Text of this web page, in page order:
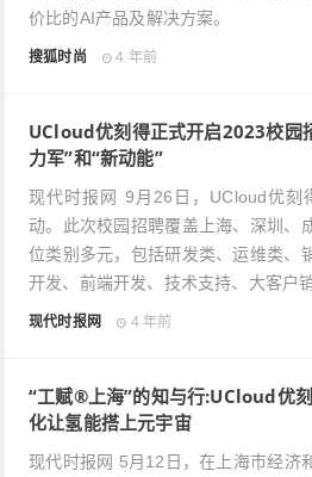
价比的AI产品及解决方案。
搜狐时尚 4 年前
UCloud优刻得正式开启2023校园
力军”和“新动能”
现代时报网 9月26日，UCloud优刻
动。此次校园招聘覆盖上海、深圳、
位类别多元，包括研发类、运维类、
开发、前端开发、技术支持、大客户销
现代时报网 4 年前
“工赋®上海”的知与行:UCloud优
化让氢能搭上元宇宙
现代时报网 5月12日，在上海市经济